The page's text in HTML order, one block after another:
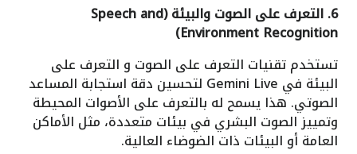
6. التعرف على الصوت والبيئة (Speech and
Environment Recognition)
تستخدم تقنيات التعرف على الصوت و التعرف على
البيئة في Gemini Live لتحسين دقة استجابة المساعد
الصوتي. هذا يسمح له بالتعرف على الأصوات المحيطة
وتمييز الصوت البشري في بيئات متعددة، مثل الأماكن
العامة أو البيئات ذات الضوضاء العالية.